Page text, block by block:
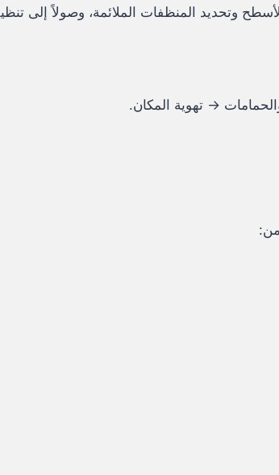
وتحديد المنظفات الملائمة، وصولاً إلى
→ تهوية المكان.